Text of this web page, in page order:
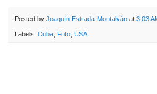
Posted by Joaquín Estrada-Montalván at 3:03
Labels: Cuba Foto USA